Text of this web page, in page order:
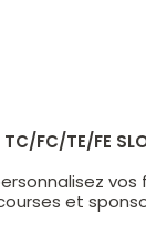
FC/TE/FE
et